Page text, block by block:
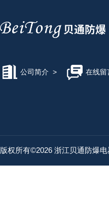
公司简介 > 在线留
版权所有©2026 浙江贝通防爆